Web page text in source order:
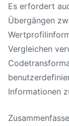
Es erfordert
Übergängen
Vergleichen
Informationen